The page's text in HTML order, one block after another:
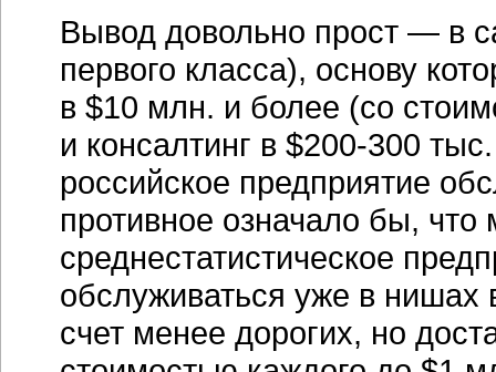
Вывод довольно прост — в
первого класса), основу
в $10 млн. и более (со
и консалтинг в $200-300
российское предприятие
противное означало бы,
среднестатистическое
обслуживаться уже в нишах
счет менее дорогих, но